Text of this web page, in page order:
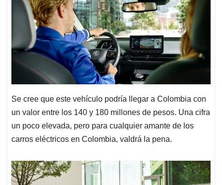
Se cree que este vehículo podría llegar a Colombia con
un valor entre los 140 y 180 millones de pesos. Una cifra
un poco elevada, pero para cualquier amante de los
carros eléctricos en Colombia, valdrá la pena.